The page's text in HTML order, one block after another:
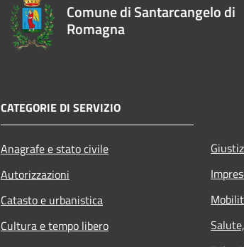
Comune di Santarcangelo di
Romagna
CATEGORIE DI SERVIZIO
Anagrafe e stato civile
Autorizzazioni
Catasto e urbanistica
Cultura e tempo libero